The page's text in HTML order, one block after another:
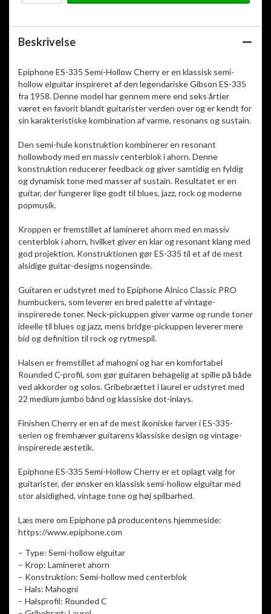
Beskrivelse
Epiphone ES-335 Semi-Hollow Cherry er en klassisk semi-
hollow elguitar inspireret af den legendariske Gibson ES-335
fra 1958. Denne model har gennem mere end seks årtier
været en favorit blandt guitarister verden over og er kendt for
sin karakteristiske kombination af varme, resonans og sustain.
Den semi-hule konstruktion kombinerer en resonant
hollowbody med en massiv centerblok i ahorn. Denne
konstruktion reducerer feedback og giver samtidig en fyldig
og dynamisk tone med masser af sustain. Resultatet er en
guitar, der fungerer lige godt til blues, jazz, rock og moderne
popmusik.
Kroppen er fremstillet af lamineret ahorn med en massiv
centerblok i ahorn, hvilket giver en klar og resonant klang med
god projektion. Konstruktionen gør ES-335 til et af de mest
alsidige guitar-designs nogensinde.
Guitaren er udstyret med to Epiphone Alnico Classic PRO
humbuckers, som leverer en bred palette af vintage-
inspirerede toner. Neck-pickuppen giver varme og runde toner
ideelle til blues og jazz, mens bridge-pickuppen leverer mere
bid og definition til rock og rytmespil.
Halsen er fremstillet af mahogni og har en komfortabel
Rounded C-profil, som gør guitaren behagelig at spille på både
ved akkorder og solos. Gribebrættet i laurel er udstyret med
22 medium jumbo bånd og klassiske dot-inlays.
Finishen Cherry er en af de mest ikoniske farver i ES-335-
serien og fremhæver guitarens klassiske design og vintage-
inspirerede æstetik.
Epiphone ES-335 Semi-Hollow Cherry er et oplagt valg for
guitarister, der ønsker en klassisk semi-hollow elguitar med
stor alsidighed, vintage tone og høj spilbarhed.
Læs mere om Epiphone på producentens hjemmeside:
https://www.epiphone.com
– Type: Semi-hollow elguitar
– Krop: Lamineret ahorn
– Konstruktion: Semi-hollow med centerblok
– Hals: Mahogni
– Halsprofil: Rounded C